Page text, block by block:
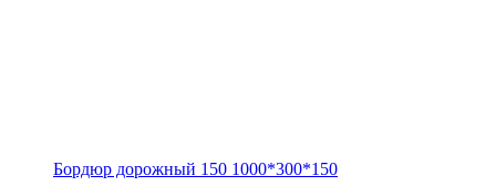
Бордюр дорожный 150 1000*300*150